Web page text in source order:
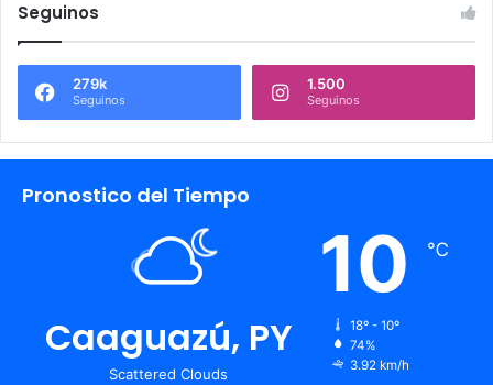
Seguinos
279k
Seguinos
1.500
Seguinos
Pronostico del Tiempo
Caaguazú, PY
Scattered Clouds
10 ℃
18º - 10º
74%
3.92 km/h